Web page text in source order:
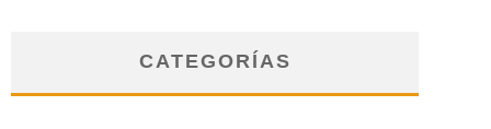
CATEGORÍAS